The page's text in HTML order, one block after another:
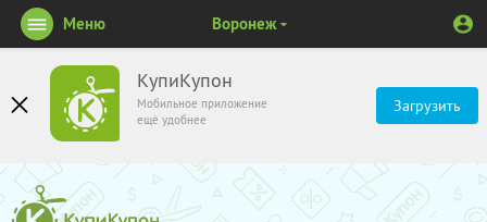
КупиКупон
Мобильное приложение
ещё удобнее
Загрузить
Меню Воронеж